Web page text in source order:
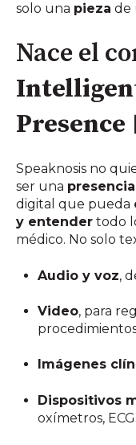
solo una pieza de
Nace el
Presence
Speaknosis no
ser una
digital que pueda
y entender todo
médico. No solo
Audio y voz,
Video, para
Imágenes
Dispositivos
oxímetros,